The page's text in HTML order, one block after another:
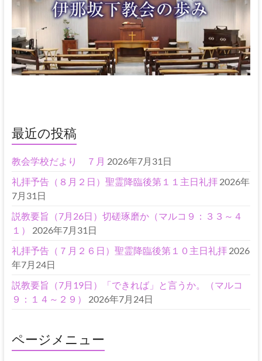
最近の投稿
教会学校だより ７月 2026年7月31日
礼拝予告（８月２日）聖霊降臨後第１１主日礼拝 2026年
7月31日
説教要旨（7月26日）切磋琢磨か（マルコ９：３３～４
１）
2026年7月31日
礼拝予告（７月２６日）聖霊降臨後第１０主日礼拝 2026
年7月24日
説教要旨（7月19日）「できれば」と言うか。（マルコ
９：１４～２９）
2026年7月24日
ページメニュー